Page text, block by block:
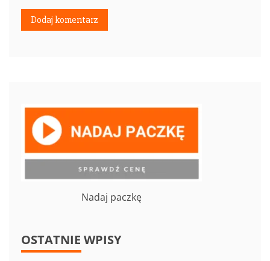
Nadaj paczkę
OSTATNIE WPISY